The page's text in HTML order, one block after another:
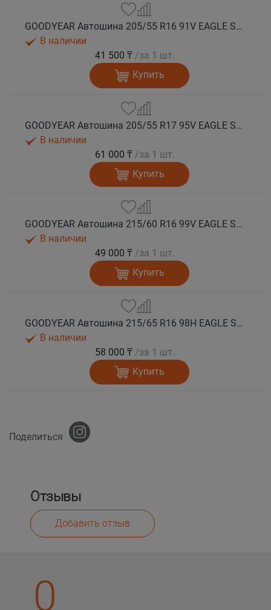
GOODYEAR Автошина 205/55 R16 91V EAGLE SPORT 2 лето
В наличии
41 500 ₸ /за 1 шт.
Купить
GOODYEAR Автошина 205/55 R17 95V EAGLE SPORT 2 XL лето
В наличии
61 000 ₸ /за 1 шт.
Купить
GOODYEAR Автошина 215/60 R16 99V EAGLE SPORT 2 XL лето
В наличии
49 000 ₸ /за 1 шт.
Купить
GOODYEAR Автошина 215/65 R16 98H EAGLE SPORT 2 лето
В наличии
58 000 ₸ /за 1 шт.
Купить
Поделиться
Отзывы
Добавить отзыв
0